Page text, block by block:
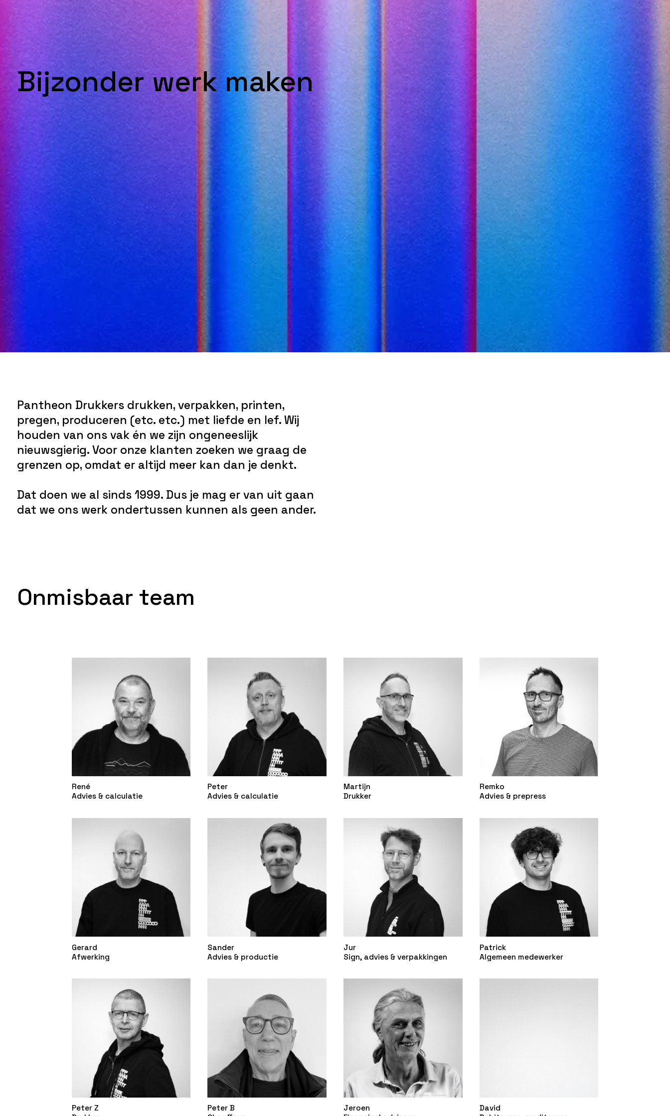
Bijzonder werk maken
Pantheon Drukkers drukken, verpakken, printen,
pregen, produceren (etc. etc.) met liefde en lef. Wij
houden van ons vak én we zijn ongeneeslijk
nieuwsgierig. Voor onze klanten zoeken we graag de
grenzen op, omdat er altijd meer kan dan je denkt.
Dat doen we al sinds 1999. Dus je mag er van uit gaan
dat we ons werk ondertussen kunnen als geen ander.
Onmisbaar team
René
Advies & calculatie
Peter
Advies & calculatie
Martijn
Drukker
Remko
Advies & prepress
Gerard
Afwerking
Sander
Advies & productie
Jur
Sign, advies & verpakkingen
Patrick
Algemeen medewerker
Peter Z
Peter B
Jeroen
David